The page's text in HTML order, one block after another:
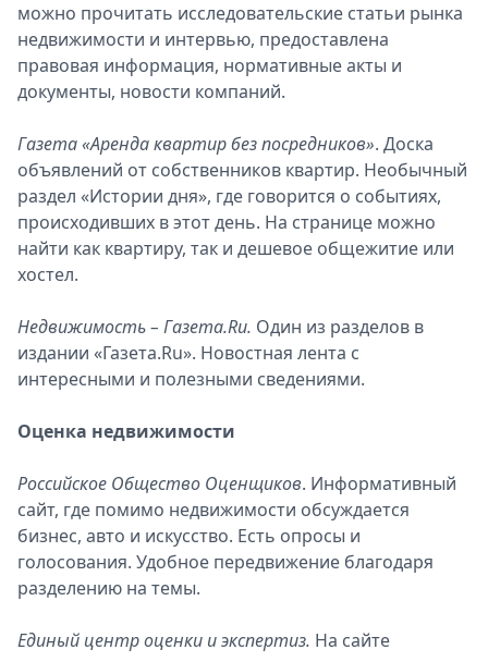
можно прочитать исследовательские статьи рынка
недвижимости и интервью, предоставлена
правовая информация, нормативные акты и
документы, новости компаний.
Газета «Аренда квартир без посредников». Доска
объявлений от собственников квартир. Необычный
раздел «Истории дня», где говорится о событиях,
происходивших в этот день. На странице можно
найти как квартиру, так и дешевое общежитие или
хостел.
Недвижимость – Газета.Ru. Один из разделов в
издании «Газета.Ru». Новостная лента с
интересными и полезными сведениями.
Оценка недвижимости
Российское Общество Оценщиков. Информативный
сайт, где помимо недвижимости обсуждается
бизнес, авто и искусство. Есть опросы и
голосования. Удобное передвижение благодаря
разделению на темы.
Единый центр оценки и экспертиз. На сайте